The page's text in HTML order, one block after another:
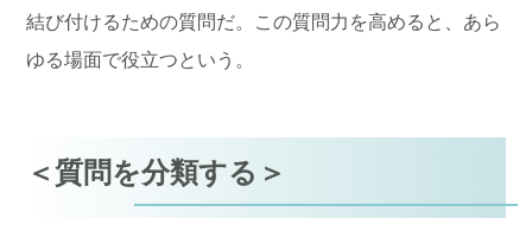
結び付けるための質問だ。この質問力を高めると、あら
ゆる場面で役立つという。
＜質問を分類する＞